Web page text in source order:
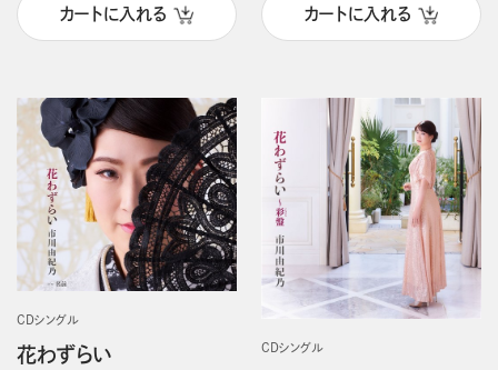
カートに入れる カートに入れる
CDシングル
花わずらい CDシングル